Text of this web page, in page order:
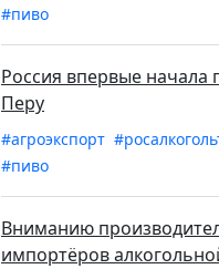
#пиво
Россия впервые начала
Перу
#агроэкспорт
#пиво
Вниманию
импортёров